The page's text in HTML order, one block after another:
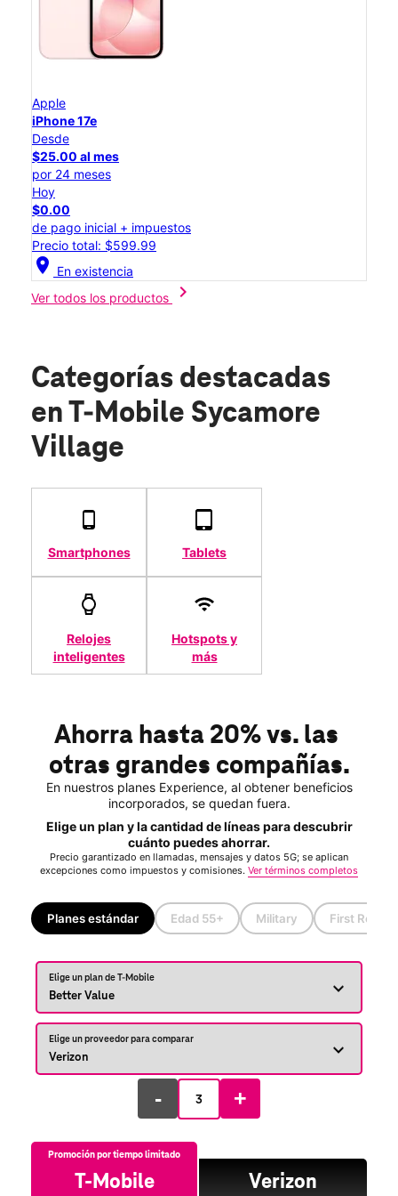
Apple
iPhone 17e
Desde
$25.00 al mes
por 24 meses
Hoy
$0.00
de pago inicial + impuestos
Precio total: $599.99
location_on En existencia
Ver todos los productos
chevron_right
Categorías destacadas
en T-Mobile Sycamore
Village
Smartphones Tablets
Relojes
inteligentes
Hotspots y
más